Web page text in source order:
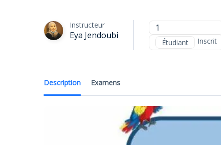
Instructeur
Eya Jendoubi
1
Étudiant Inscrit
Description Examens